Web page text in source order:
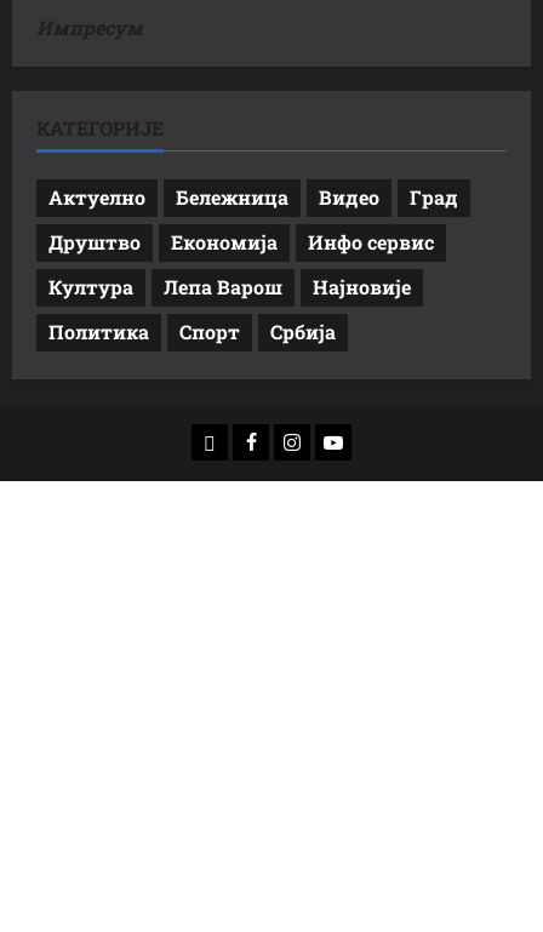
Импресум
КАТЕГОРИЈЕ
Актуелно Бележница Видео
Град
Друштво
Економија
Инфо сервис
Култура
Лепа Варош
Најновије
Политика
Спорт Србија
доwнлоад
Фацебоок
Инстаграм
Yоутубе